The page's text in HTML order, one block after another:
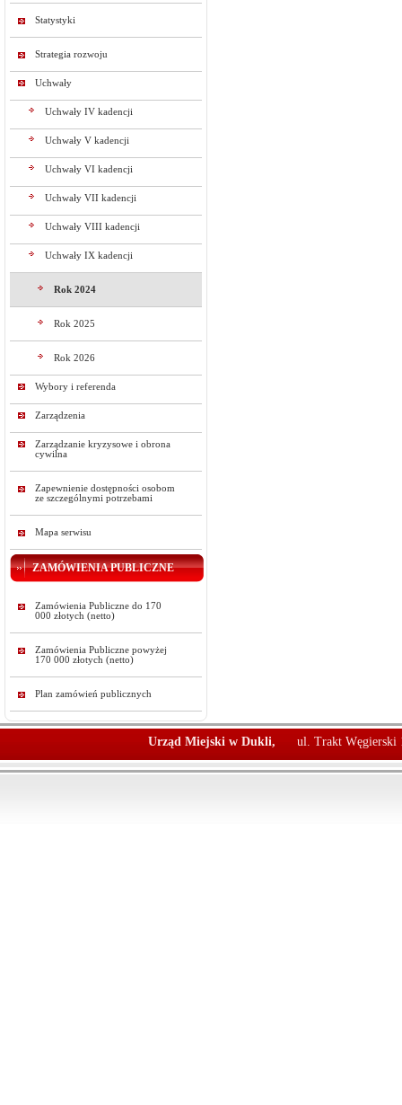
Statystyki
Strategia rozwoju
Uchwały
Uchwały IV kadencji
Uchwały V kadencji
Uchwały VI kadencji
Uchwały VII kadencji
Uchwały VIII kadencji
Uchwały IX kadencji
Rok 2024
Rok 2025
Rok 2026
Wybory i referenda
Zarządzenia
Zarządzanie kryzysowe i obrona
cywilna
Zapewnienie dostępności osobom
ze szczególnymi potrzebami
Mapa serwisu
ZAMÓWIENIA PUBLICZNE
Zamówienia Publiczne do 170
000 złotych (netto)
Zamówienia Publiczne powyżej
170 000 złotych (netto)
Plan zamówień publicznych
Urząd Miejski w Dukli, ul. Trakt Węgierski